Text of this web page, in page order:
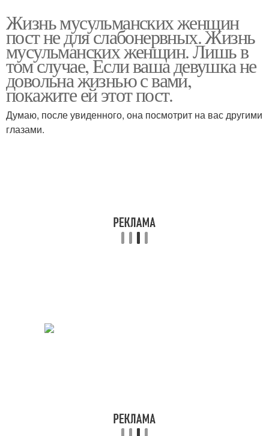
Жизнь мусульманских женщин
пост не для слабонервных. Жизнь
мусульманских женщин. Лишь в
том случае, Если ваша девушка не
довольна жизнью с вами,
покажите ей этот пост.
Думаю, после увиденного, она посмотрит на вас другими
глазами.